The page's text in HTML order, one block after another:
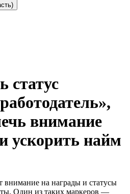
статус
внимание
ускорить найм
внимание на награды и статусы
Один из таких маркеров —